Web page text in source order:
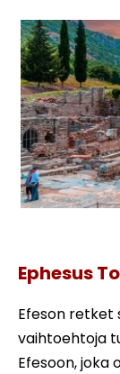
Ephesus
Efeson retket
vaihtoehtoja
Efesoon, joka